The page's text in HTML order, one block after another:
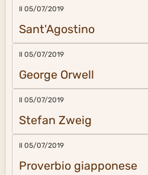
Il 05/07/2019
Sant'Agostino
Il 05/07/2019
George Orwell
Il 05/07/2019
Stefan Zweig
Il 05/07/2019
Proverbio giapponese